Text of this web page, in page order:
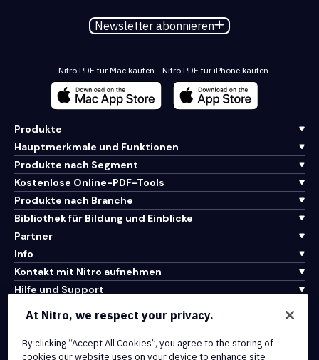
Newsletter abonnieren
Nitro PDF für Mac kaufen Nitro PDF für iPhone kaufen
Produkte
Hauptmerkmale und Funktionen
Produkte nach Segment
Kostenlose Online-PDF-Tools
Produkte nach Branche
Bibliothek für Bildung und Einblicke
Partner
Info
Kontakt mit Nitro aufnehmen
Hilfe und Support
Nutzungsbedingungen
At Nitro, we respect your privacy.
By clicking “Accept All Cookies”, you agree to the storing of
cookies our website uses on your device to enhance site